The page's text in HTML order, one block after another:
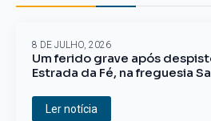
Um ferido grave após
Estrada da Fé, na freguesia
8 DE JULHO, 2026
Ler notícia